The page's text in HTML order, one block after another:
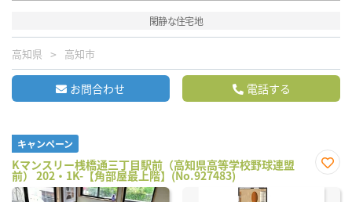
閑静な住宅地
高知県 高知市
お問合わせ 電話する
キャンペーン
Kマンスリー桟橋通三丁目駅前（高知県高等学校野球連盟
前） 202・1K-【角部屋最上階】(No.927483)
に入